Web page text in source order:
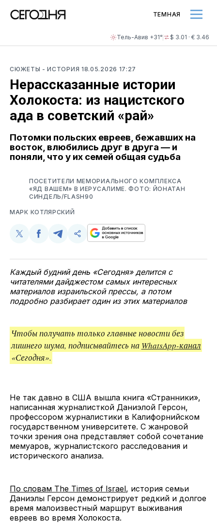
Тель-Авив +31° $ 3.01 · € 3.46
ТЕМНАЯ
СЮЖЕТЫ - ИСТОРИЯ 18.05.2026 17:27
Нерассказанные истории
Холокоста: из нацистского
ада в советский «рай»
Потомки польских евреев, бежавших на
восток, влюбились друг в друга — и
поняли, что у их семей общая судьба
ПОСЕТИТЕЛИ МЕМОРИАЛЬНОГО КОМПЛЕКСА
«ЯД ВАШЕМ» В ИЕРУСАЛИМЕ. ФОТО: ЙОНАТАН
СИНДЕЛЬ/FLASH90
МАРК КОТЛЯРСКИЙ
Поделиться
Twitter
Поделиться
Facebook
Поделиться
Telegram
Скопируйте
поделитесь
ссылкой
Каждый будний день «Сегодня» делится с
читателями дайджестом самых интересных
материалов израильской прессы, а потом
подробно разбирает один из этих материалов
Чтобы получать только главные новости без
лишнего шума, подписывайтесь на WhatsApp-канал
«Сегодня».
Не так давно в США вышла книга «Странники»,
написанная журналисткой Даниэлой Герсон,
профессором журналистики в Калифорнийском
государственном университете. С жанровой
точки зрения она представляет собой сочетание
мемуаров, журналистского расследования и
исторического анализа.
По словам The Times of Israel, история семьи
Даниэлы Герсон демонстрирует редкий и долгое
время малоизвестный маршрут выживания
евреев во время Холокоста.